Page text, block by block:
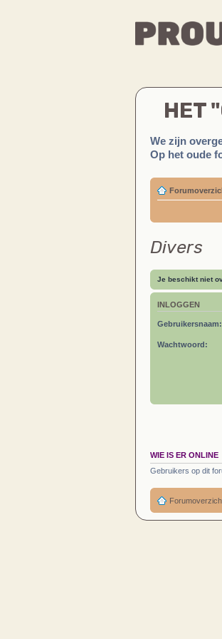
HET
We zijn
Op het oude
Divers
Je beschikt niet
INLOGGEN
Gebruikersnaam:
Wachtwoord:
WIE IS ER ONLINE
Gebruikers op dit